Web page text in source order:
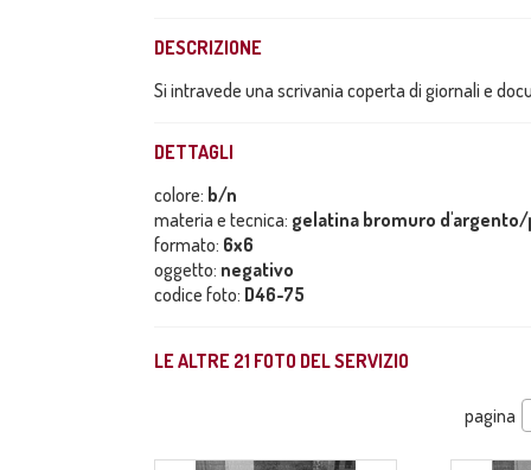
DESCRIZIONE
Si intravede una scrivania coperta di giornali e
DETTAGLI
colore: b/n
materia e tecnica: gelatina bromuro
formato: 6x6
oggetto: negativo
codice foto: D46-75
LE ALTRE 21 FOTO DEL SERVIZIO
pagina